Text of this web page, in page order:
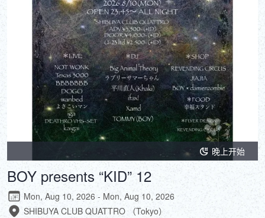
晚上开始
BOY presents “KID” 12
Mon, Aug 10, 2026 - Mon, Aug 10, 2026
SHIBUYA CLUB QUATTRO （Tokyo）